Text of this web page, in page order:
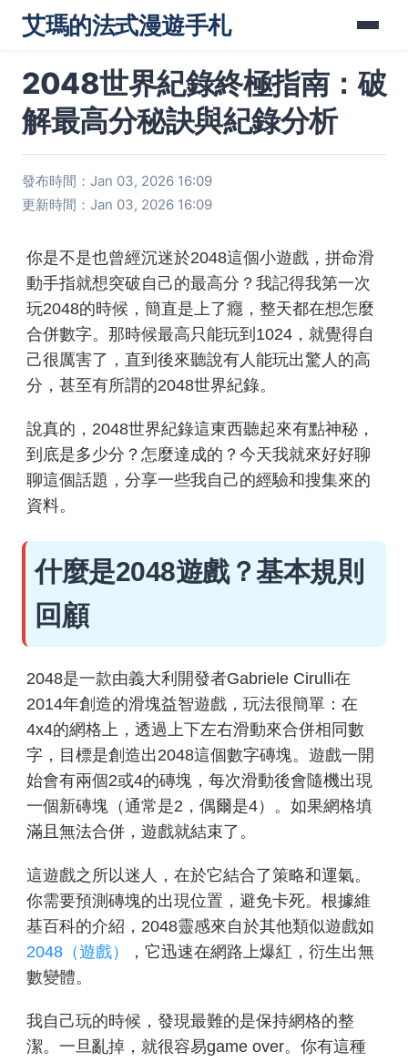
艾瑪的法式漫遊手札
2048世界紀錄終極指南：破
解最高分秘訣與紀錄分析
發布時間：Jan 03, 2026 16:09
更新時間：Jan 03, 2026 16:09
你是不是也曾經沉迷於2048這個小遊戲，拼命滑
動手指就想突破自己的最高分？我記得我第一次
玩2048的時候，簡直是上了癮，整天都在想怎麼
合併數字。那時候最高只能玩到1024，就覺得自
己很厲害了，直到後來聽說有人能玩出驚人的高
分，甚至有所謂的2048世界紀錄。
說真的，2048世界紀錄這東西聽起來有點神秘，
到底是多少分？怎麼達成的？今天我就來好好聊
聊這個話題，分享一些我自己的經驗和搜集來的
資料。
什麼是2048遊戲？基本規則
回顧
2048是一款由義大利開發者Gabriele Cirulli在
2014年創造的滑塊益智遊戲，玩法很簡單：在
4x4的網格上，透過上下左右滑動來合併相同數
字，目標是創造出2048這個數字磚塊。遊戲一開
始會有兩個2或4的磚塊，每次滑動後會隨機出現
一個新磚塊（通常是2，偶爾是4）。如果網格填
滿且無法合併，遊戲就結束了。
這遊戲之所以迷人，在於它結合了策略和運氣。
你需要預測磚塊的出現位置，避免卡死。根據維
基百科的介紹，2048靈感來自於其他類似遊戲如
2048（遊戲）
，它迅速在網路上爆紅，衍生出無
數變體。
我自己玩的時候，發現最難的是保持網格的整
潔。一旦亂掉，就很容易game over。你有這種